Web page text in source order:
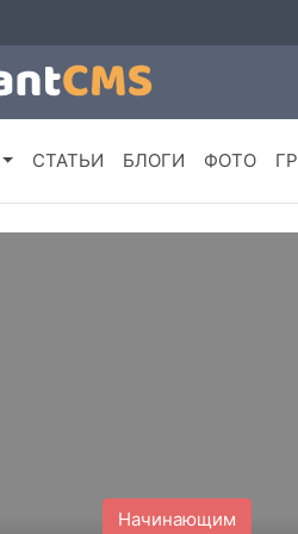
СТАТЬИ БЛОГИ ФОТО
Начинающим